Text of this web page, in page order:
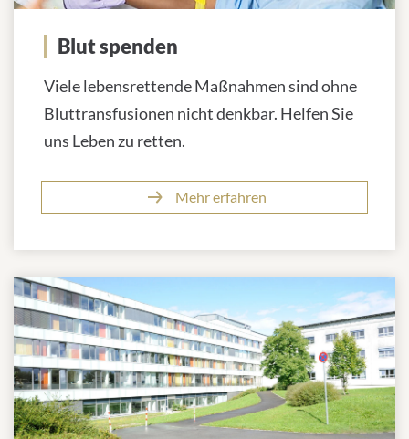
Blut spenden
Viele lebensrettende Maßnahmen sind ohne
Bluttransfusionen nicht denkbar. Helfen Sie
uns Leben zu retten.
Mehr erfahren